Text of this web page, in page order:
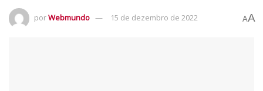
porWebmundo 15 de dezembro de 2022 AA